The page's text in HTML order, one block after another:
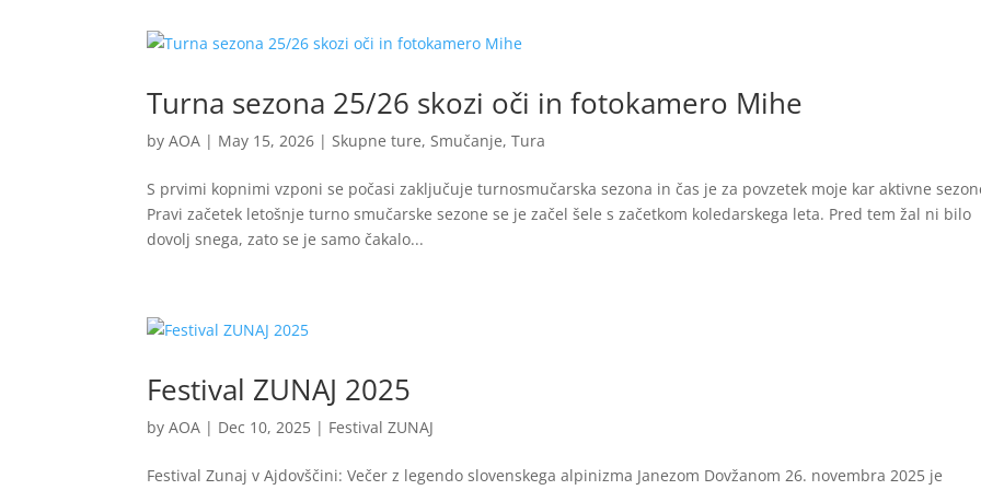
Turna sezona 25/26 skozi oči in fotokamero Mihe
byAOA | May 15, 2026 |Skupne ture,Smučanje,Tura
S prvimi kopnimi vzponi se počasi zaključuje turnosmučarska sezona in čas je za povzetek moje kar aktivne
Pravi začetek letošnje turno smučarske sezone se je začel šele s začetkom koledarskega leta. Pred tem žal ni bilo
dovolj snega, zato se je samo čakalo...
Festival ZUNAJ 2025
byAOA | Dec 10, 2025 | Festival ZUNAJ
Festival Zunaj v Ajdovščini: Večer z legendo slovenskega alpinizma Janezom Dovžanom 26. novembra 2025 je